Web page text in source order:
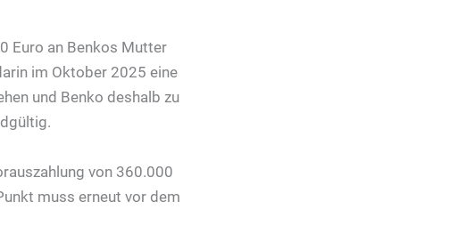
Euro an Benkos Mutter
im Oktober 2025 eine
und Benko deshalb zu
von 360.000
muss erneut vor dem